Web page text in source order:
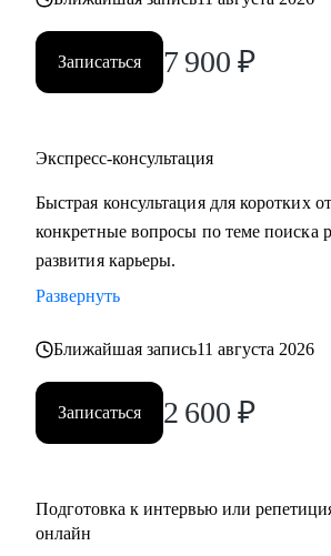
Записаться 7 900 ₽
Экспресс-консультация
Быстрая консультация для коротких
конкретные вопросы по теме поиска
развития карьеры.
Развернуть
Ближайшая запись11 августа 2026
Записаться 2 600 ₽
Подготовка к интервью или
онлайн